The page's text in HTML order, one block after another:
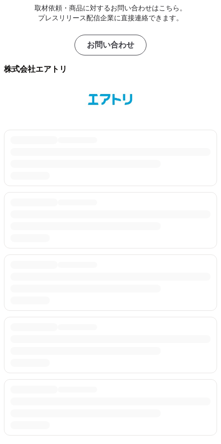
取材依頼・商品に対するお問い合わせはこちら。
プレスリリース配信企業に直接連絡できます。
お問い合わせ
株式会社エアトリ